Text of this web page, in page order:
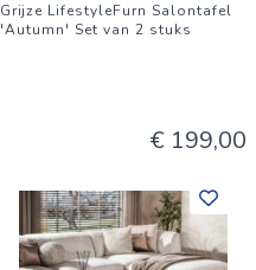
Grijze LifestyleFurn Salontafel
'Autumn' Set van 2 stuks
€ 199,00